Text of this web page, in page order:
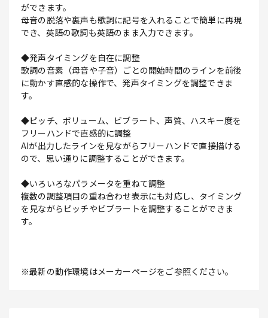
ができます。
母音の脱落や裏声も歌詞に記号を入れることで簡単に再現
でき、英語の歌詞も英語のまま入力できます。
◆発声タイミングを自在に調整
歌詞の音素（母音や子音）ごとの開始時間のラインを前後
に動かす直感的な操作で、発声タイミングを調整できま
す。
◆ピッチ、ボリューム、ビブラート、声質、ハスキー度を
フリーハンドで直感的に調整
AIが出力したラインを見ながらフリーハンドで直接描ける
ので、思い通りに調整することができます。
◆いろいろなパラメータを重ねて調整
複数の調整項目の重ね合わせ表示にも対応し、タイミング
を見ながらピッチやビブラートを調整することができま
す。
※最新の動作環境はメーカーページをご参照ください。